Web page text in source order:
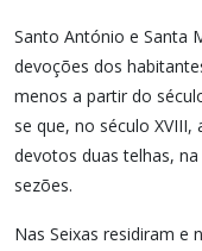
Santo António e Santa
devoções dos
menos a partir do
se que, no século
devotos duas telhas,
sezões.
Nas Seixas residiram e